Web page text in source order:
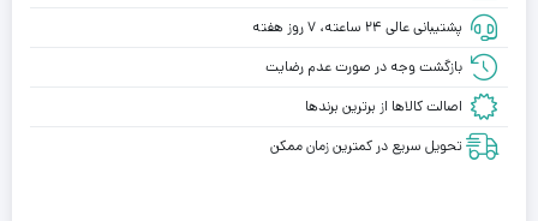
پشتیبانی عالی ۲۴ ساعته، ۷ روز هفته
بازگشت وجه در صورت عدم رضایت
اصالت کالاها از برترین برندها
تحویل سریع در کمترین زمان ممکن